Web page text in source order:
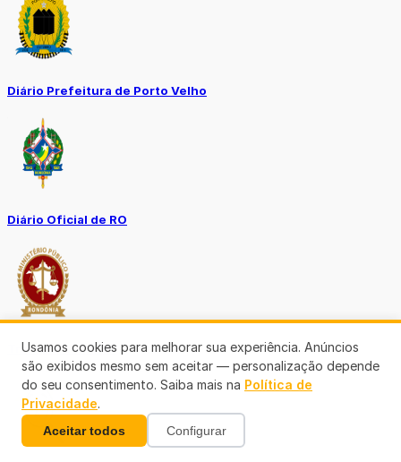
Diário Prefeitura de Porto Velho
Diário Oficial de RO
Transparência RO
Usamos cookies para melhorar sua experiência. Anúncios
são exibidos mesmo sem aceitar — personalização depende
do seu consentimento. Saiba mais na Política de
Privacidade.
Aceitar todos Configurar